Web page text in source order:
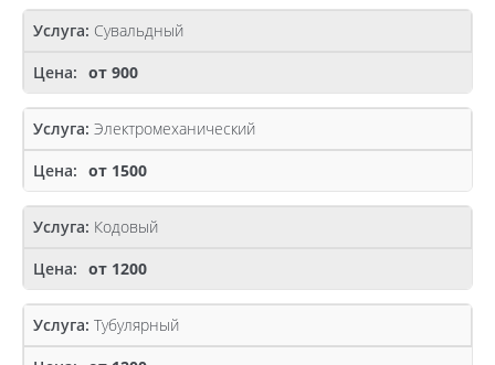
Сувальдный
от 900
Электромеханический
от 1500
Кодовый
от 1200
Тубулярный